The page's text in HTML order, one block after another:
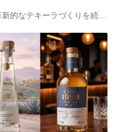
新的なテキーラづくりを続…